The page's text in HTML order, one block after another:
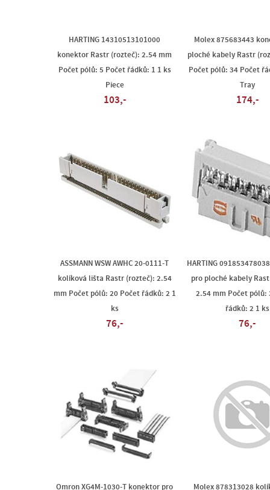
HARTING 14310513101000
konektor Rastr (rozteč): 2.54 mm
Počet pólů: 5 Počet řádků: 1 1 ks
Piece
103,-
Molex 875683443
ploché kabely Rastr
Počet pólů: 34 Počet
Tray
174,-
ASSMANN WSW AWHC 20-0111-T
kolíková lišta Rastr (rozteč): 2.54
mm Počet pólů: 20 Počet řádků: 2 1
ks
76,-
HARTING
pro ploché kabely
2.54 mm Počet pólů:
řádků: 2 1 ks
76,-
Omron XG4M-1030-T konektor pro
Molex 878313028